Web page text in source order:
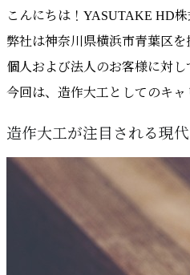
こんにちは！YASUTAKE HD株
弊社は神奈川県横浜市青葉区
個人および法人のお客様に対
今回は、造作大工としてのキャ
造作大工が注目される現